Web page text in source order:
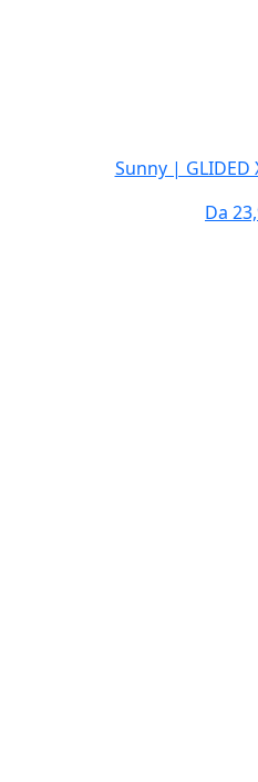
Sunny | GLIDED
Da